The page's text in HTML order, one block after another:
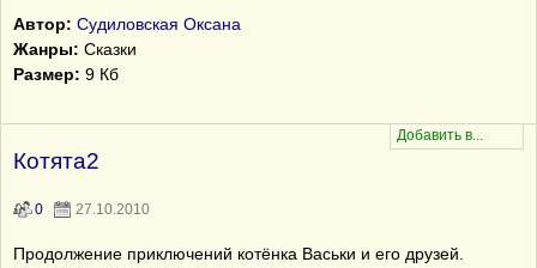
Автор: Судиловская Оксана
Жанры: Сказки
Размер: 9 Кб
Котята2
0 27.10.2010
Продолжение приключений котёнка Васьки и его друзей.